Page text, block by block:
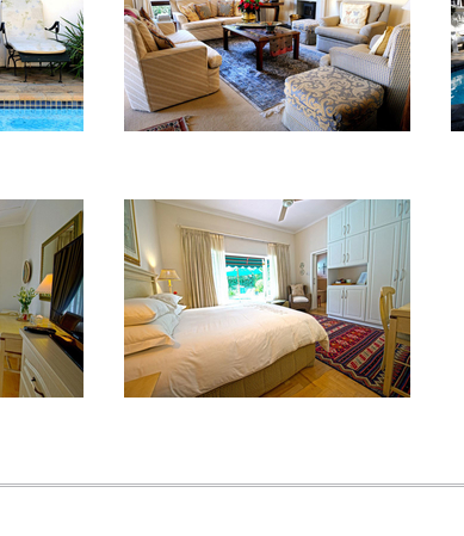
und idealer Ort für den anspruchsvollen
Zielen in der Stadt und nur 5 Minuten Fahrt